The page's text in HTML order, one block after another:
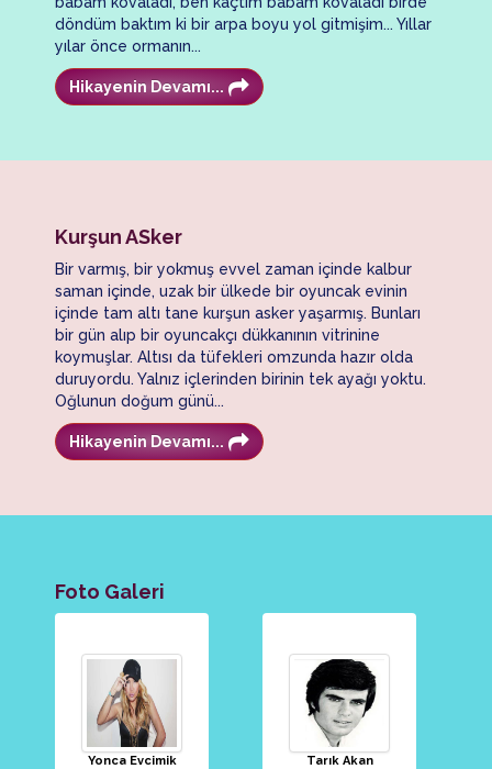
döndüm baktım ki bir arpa boyu yol gitmişim... Yıllar
yılar önce ormanın...
Hikayenin Devamı...
Kurşun ASker
Bir varmış, bir yokmuş evvel zaman içinde kalbur
saman içinde, uzak bir ülkede bir oyuncak evinin
içinde tam altı tane kurşun asker yaşarmış. Bunları
bir gün alıp bir oyuncakçı dükkanının vitrinine
koymuşlar. Altısı da tüfekleri omzunda hazır olda
duruyordu. Yalnız içlerinden birinin tek ayağı yoktu.
Oğlunun doğum günü...
Hikayenin Devamı...
Foto Galeri
Yonca Evcimik Tarık Akan